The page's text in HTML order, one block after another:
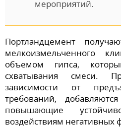
мероприятий.
Портландцемент
мелкоизмельченного
объемом гипса,
схватывания смеси.
зависимости от
требований,
повышающие
воздействиям негативных